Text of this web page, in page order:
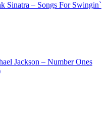
Sinatra – Songs For Swingin`
Jackson – Number Ones